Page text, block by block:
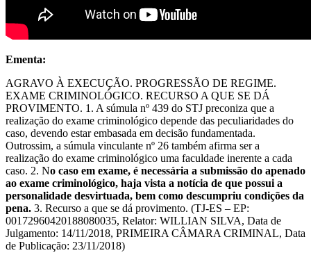
Ementa:
AGRAVO À EXECUÇÃO. PROGRESSÃO DE REGIME.
EXAME CRIMINOLÓGICO. RECURSO A QUE SE DÁ
PROVIMENTO. 1. A súmula nº 439 do STJ preconiza que a
realização do exame criminológico depende das peculiaridades do
caso, devendo estar embasada em decisão fundamentada.
Outrossim, a súmula vinculante nº 26 também afirma ser a
realização do exame criminológico uma faculdade inerente a cada
caso. 2. No caso em exame, é necessária a submissão do apenado
ao exame criminológico, haja vista a notícia de que possui a
personalidade desvirtuada, bem como descumpriu condições da
pena. 3. Recurso a que se dá provimento. (TJ-ES – EP:
00172960420188080035, Relator: WILLIAN SILVA, Data de
Julgamento: 14/11/2018, PRIMEIRA CÂMARA CRIMINAL, Data
de Publicação: 23/11/2018)